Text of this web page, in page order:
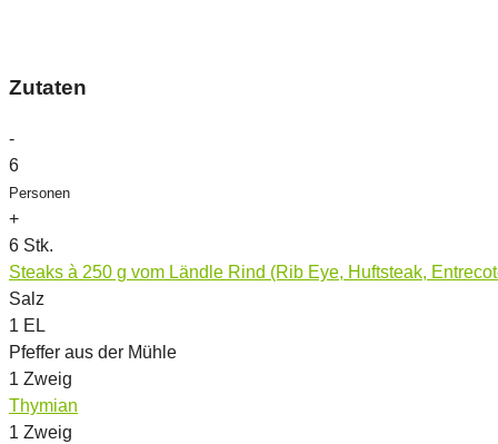
Zutaten
-
6
Personen
+
6 Stk.
Steaks à 250 g vom Ländle Rind (Rib Eye, Huftsteak,
Salz
1 EL
Pfeffer aus der Mühle
1 Zweig
Thymian
1 Zweig